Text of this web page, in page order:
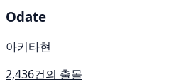
Odate
아키타현
2,436건의 출몰